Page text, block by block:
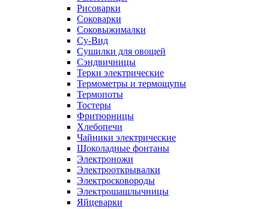
Рисоварки
Соковарки
Соковыжималки
Су-Вид
Сушилки для овощей
Сэндвичницы
Терки электрические
Термометры и термощупы
Термопоты
Тостеры
Фритюрницы
Хлебопечи
Чайники электрические
Шоколадные фонтаны
Электроножи
Электрооткрывалки
Электросковороды
Электрошашлычницы
Яйцеварки